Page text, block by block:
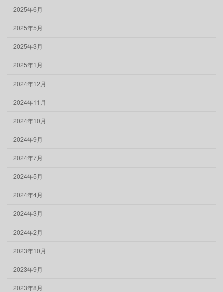
2025年6月
2025年5月
2025年3月
2025年1月
2024年12月
2024年11月
2024年10月
2024年9月
2024年7月
2024年5月
2024年4月
2024年3月
2024年2月
2023年10月
2023年9月
2023年8月